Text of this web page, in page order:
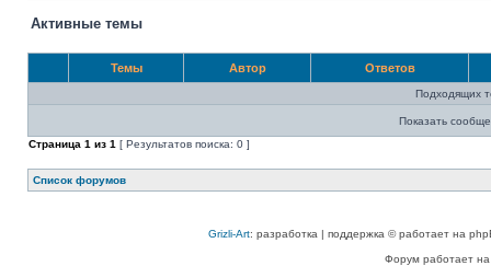
Активные темы
Темы Автор Ответов
Подходящих
Показать
Страница 1 из 1 [ Результатов поиска: 0 ]
Список форумов
Grizli-Art: разработка | поддержка © работает на
Форум работает